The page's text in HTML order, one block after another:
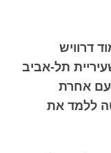
דרוויש
תל-אביב
אחרת
ללמד את